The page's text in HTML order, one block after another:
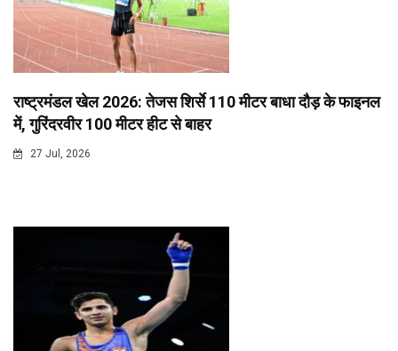
राष्ट्रमंडल खेल 2026: तेजस शिर्से 110 मीटर बाधा दौड़ के फाइनल
में, गुरिंदरवीर 100 मीटर हीट से बाहर
27 Jul, 2026